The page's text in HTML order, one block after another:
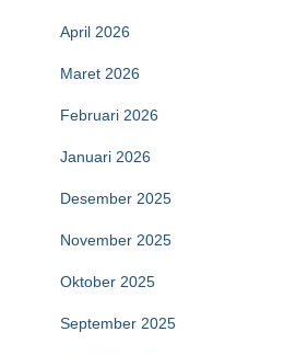
April 2026
Maret 2026
Februari 2026
Januari 2026
Desember 2025
November 2025
Oktober 2025
September 2025